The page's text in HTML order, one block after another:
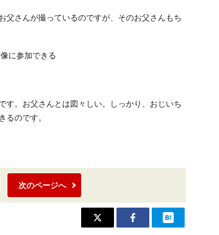
父さんが撮っているのですが、そのお父さんもち
す。お父さんとは図々しい。しっかり、おじいち
るのです。
次のページへ